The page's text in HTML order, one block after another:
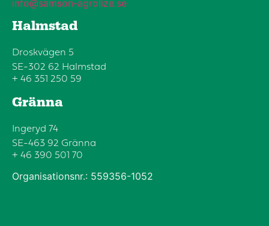
info@samson-agrolize.se
Halmstad
Droskvägen 5
SE-302 62 Halmstad
+ 46 351 250 59
Gränna
Ingeryd 74
SE-463 92 Gränna
+ 46 390 501 70
Organisationsnr.: 559356-1052